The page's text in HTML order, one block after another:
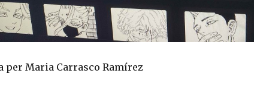
per Maria Carrasco Ramírez